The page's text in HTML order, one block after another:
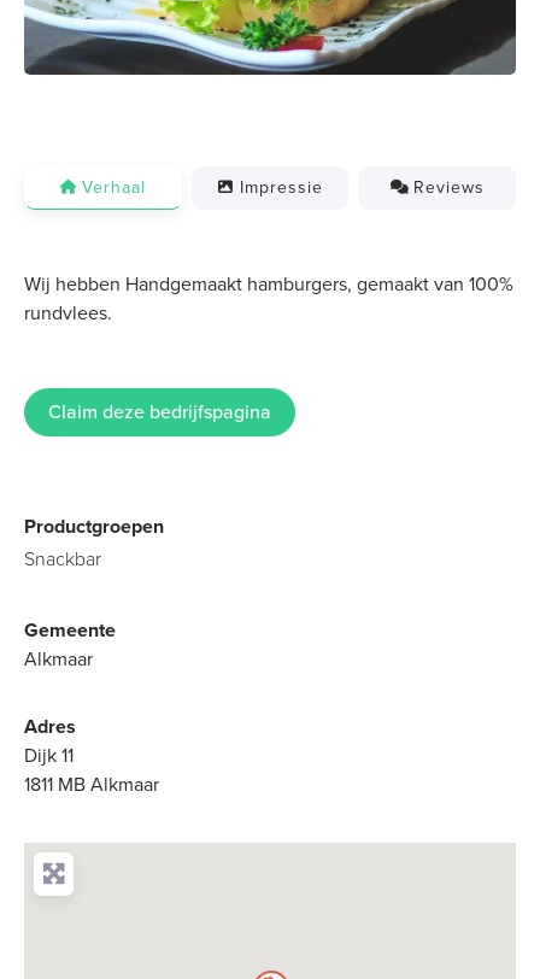
Verhaal Impressie Reviews
Wij hebben Handgemaakt hamburgers, gemaakt van 100%
rundvlees.
Claim deze bedrijfspagina
Productgroepen
Snackbar
Gemeente
Alkmaar
Adres
Dijk 11
1811 MB Alkmaar